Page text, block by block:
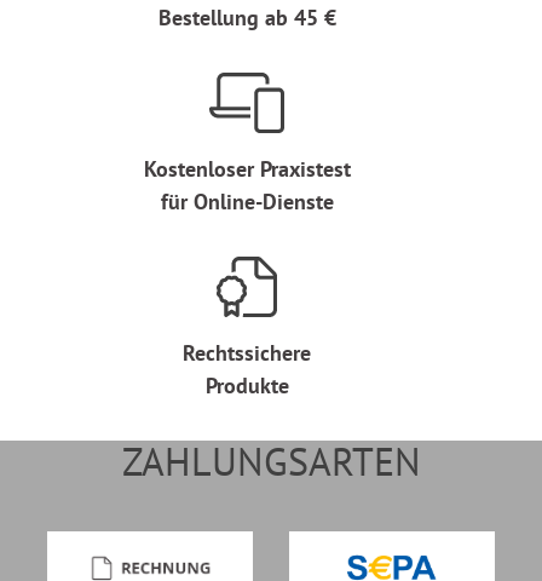
Bestellung ab 45 €
Kostenloser Praxistest
für Online-Dienste
Rechtssichere
Produkte
ZAHLUNGSARTEN